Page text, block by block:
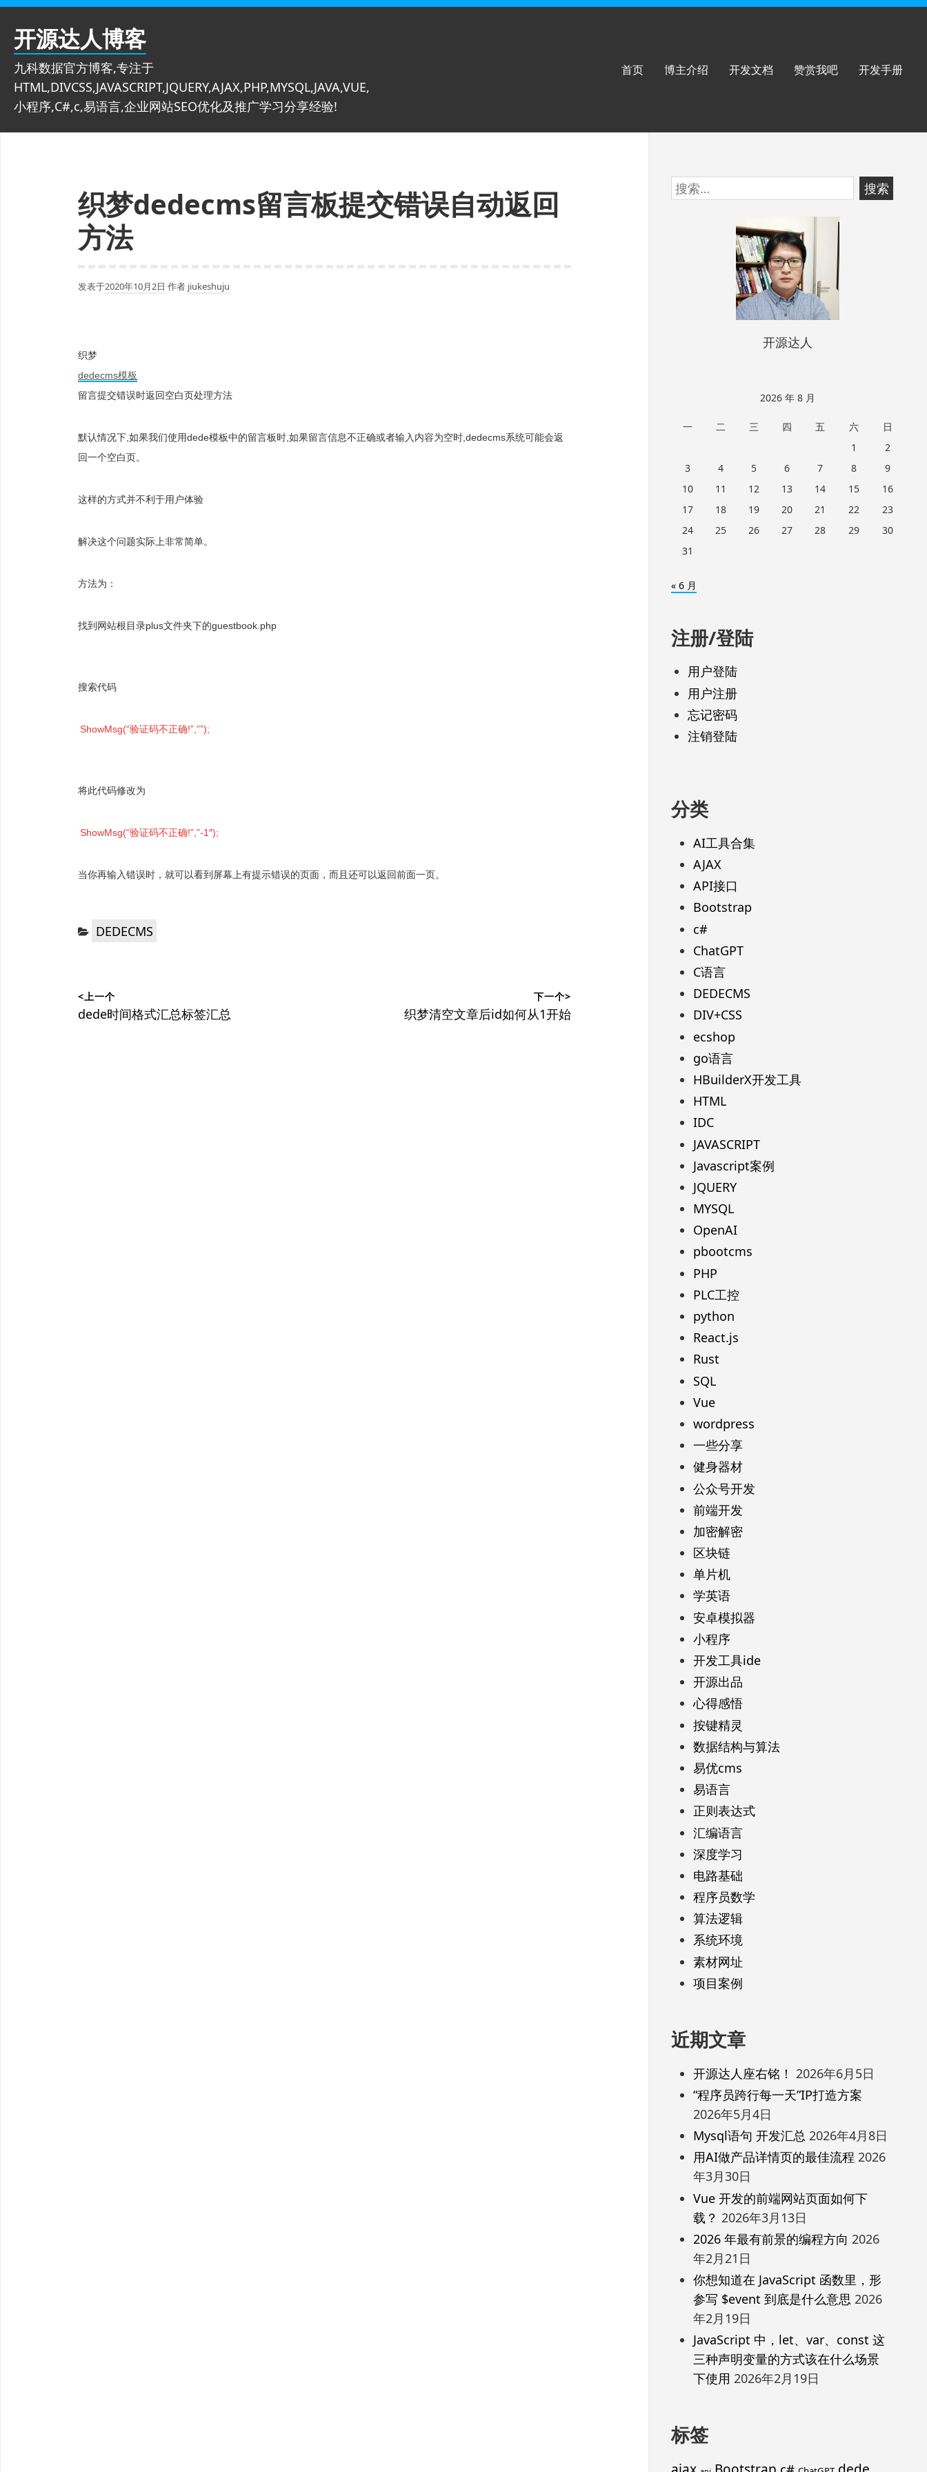
跳
开源达人博客
九科数据官方博客,专注于
HTML,DIVCSS,JAVASCRIPT,JQUERY,AJAX,PHP,MYSQL,JAVA,VUE,
小程序,C#,c,易语言,企业网站SEO优化及推广学习分享经验!
首页 博主介绍 开发文档 赞赏我吧 开发手册
织梦dedecms留言板提交错误自动返回
方法
发表于2020年10月2日 作者 jiukeshuju
织梦
dedecms模板
留言提交错误时返回空白页处理方法
默认情况下,如果我们使用dede模板中的留言板时,如果留言信息不正确或者输入内容为空时,dedecms系统可能会返
回一个空白页。
这样的方式并不利于用户体验
解决这个问题实际上非常简单。
方法为：
找到网站根目录plus文件夹下的guestbook.php
搜索代码
ShowMsg(“验证码不正确!”,””);
将此代码修改为
ShowMsg(“验证码不正确!”,”-1″);
当你再输入错误时，就可以看到屏幕上有提示错误的页面，而且还可以返回前面一页。
分 DEDECMS
章
<上一个
上
dede时间格式汇总标签汇总
下一个>
下
织梦清空文章后id如何从1开始
跳
至
搜
索：
开源达人
2026 年 8 月
一 二 三 四 五 六
日
1
2
3
4 5 6 7 8
9
10
11 12 13 14 15
16
17
18 19 20 21 22
23
24
25 26 27 28 29
30
31
« 6 月
注册/登陆
用户登陆
用户注册
忘记密码
注销登陆
分类
AI工具合集
AJAX
API接口
Bootstrap
c#
ChatGPT
C语言
DEDECMS
DIV+CSS
ecshop
go语言
HBuilderX开发工具
HTML
IDC
JAVASCRIPT
Javascript案例
JQUERY
MYSQL
OpenAI
pbootcms
PHP
PLC工控
python
React.js
Rust
SQL
Vue
wordpress
一些分享
健身器材
公众号开发
前端开发
加密解密
区块链
单片机
学英语
安卓模拟器
小程序
开发工具ide
开源出品
心得感悟
按键精灵
数据结构与算法
易优cms
易语言
正则表达式
汇编语言
深度学习
电路基础
程序员数学
算法逻辑
系统环境
素材网址
项目案例
近期文章
开源达人座右铭！ 2026年6月5日
“程序员跨行每一天”IP打造方案
2026年5月4日
Mysql语句 开发汇总 2026年4月8日
用AI做产品详情页的最佳流程 2026
年3月30日
Vue 开发的前端网站页面如何下
载？ 2026年3月13日
2026 年最有前景的编程方向 2026
年2月21日
你想知道在 JavaScript 函数里，形
参写 $event 到底是什么意思 2026
年2月19日
JavaScript 中，let、var、const 这
三种声明变量的方式该在什么场景
下使用 2026年2月19日
标签